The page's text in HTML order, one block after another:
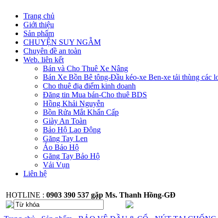
Trang chủ
Giới thiệu
Sản phẩm
CHUYỆN SUY NGẪM
Chuyên đề an toàn
Web. liên kết
Bán và Cho Thuê Xe Nâng
Bán Xe Bồn Bê tông-Đầu kéo-xe Ben-xe tải thùng các
Cho thuê địa điểm kinh doanh
Đăng tin Mua bán-Cho thuê BDS
Hồng Khải Nguyễn
Bồn Rửa Mắt Khẩn Cấp
Giày An Toàn
Bảo Hộ Lao Động
Găng Tay Len
Áo Bảo Hộ
Găng Tay Bảo Hộ
Vải Vụn
Liên hệ
HOTLINE : 0903 390 537 gặp Ms. Thanh Hồng-GĐ